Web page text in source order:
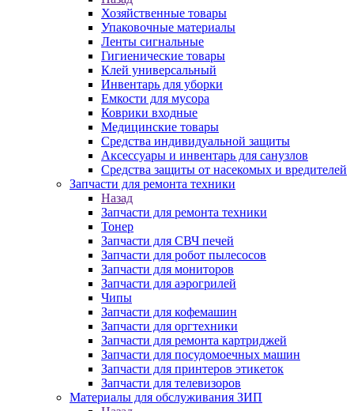
Хозяйственные товары
Упаковочные материалы
Ленты сигнальные
Гигиенические товары
Клей универсальный
Инвентарь для уборки
Емкости для мусора
Коврики входные
Медицинские товары
Средства индивидуальной защиты
Аксессуары и инвентарь для санузлов
Средства защиты от насекомых и вредителей
Запчасти для ремонта техники
Назад
Запчасти для ремонта техники
Тонер
Запчасти для СВЧ печей
Запчасти для робот пылесосов
Запчасти для мониторов
Запчасти для аэрогрилей
Чипы
Запчасти для кофемашин
Запчасти для оргтехники
Запчасти для ремонта картриджей
Запчасти для посудомоечных машин
Запчасти для принтеров этикеток
Запчасти для телевизоров
Материалы для обслуживания ЗИП